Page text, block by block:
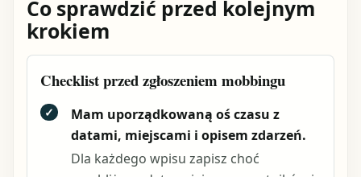
Co sprawdzić przed kolejnym
krokiem
Checklist przed zgłoszeniem mobbingu
✓
Mam uporządkowaną oś czasu z
datami, miejscami i opisem zdarzeń.
Dla każdego wpisu zapisz choć